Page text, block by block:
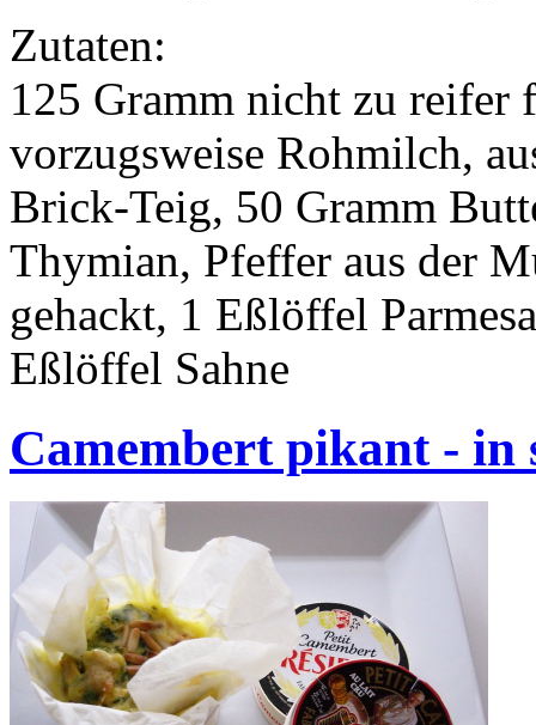
Zutaten:
125 Gramm nicht zu reifer
vorzugsweise Rohmilch,
Brick-Teig, 50 Gramm
Thymian, Pfeffer aus der
gehackt, 1 Eßlöffel
Eßlöffel Sahne
Camembert pikant - in